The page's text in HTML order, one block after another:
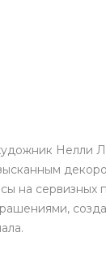
Нелли
на сервизных